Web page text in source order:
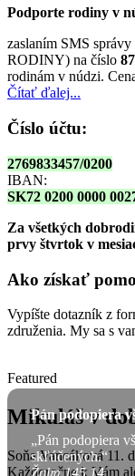
Podporte rodiny v
zaslaním SMS správy
RODINY) na číslo
rodinám v núdzi.
Čítať ďalej...
Číslo účtu:
2769833457/0200
IBAN:
SK72 0200 0000
Za všetkých
prvy štvrtok v
Ako získať
Vypíšte dotazník z
združenia. My sa s
Pán podopiera
„Pán podopiera
skľúčených.“
Featured
Mikuláš v
Soňa Vancáková 11.
Každoročne k Vám